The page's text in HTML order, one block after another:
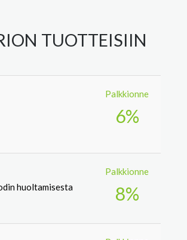
TUOTTEISIIN
Palkkionne
6%
huoltamisesta
Palkkionne
8%